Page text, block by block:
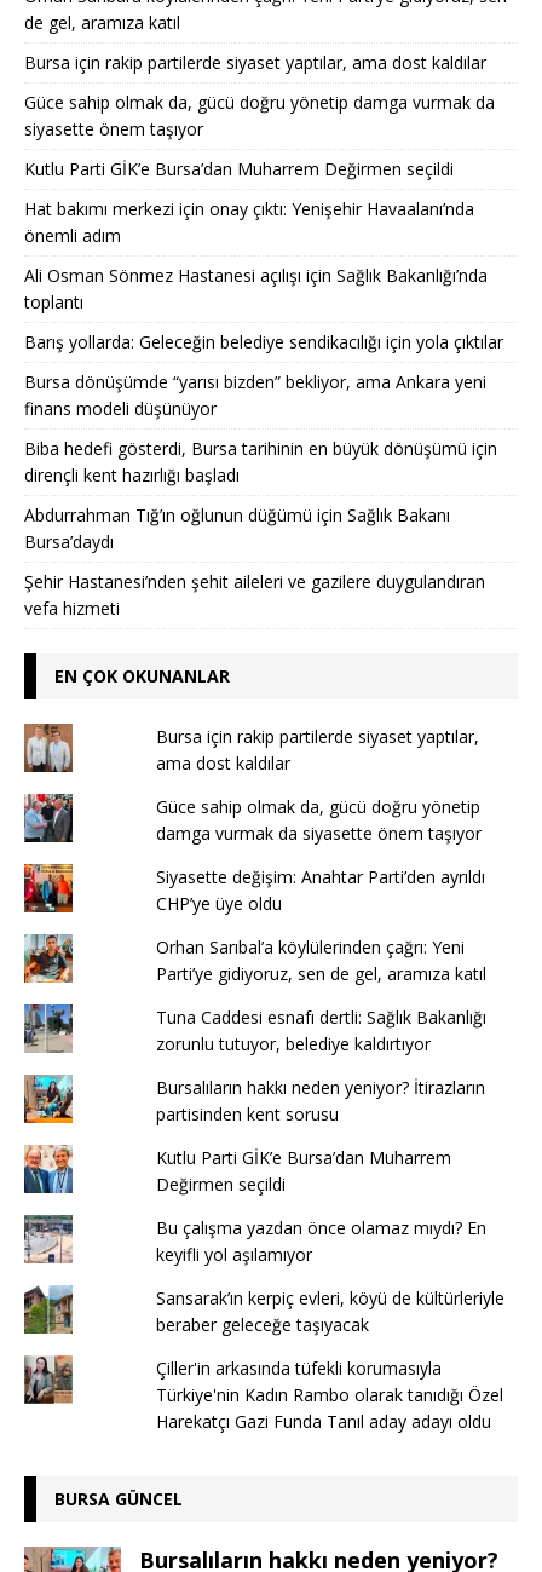
de gel, aramıza katıl
Bursa için rakip partilerde siyaset yaptılar, ama dost kaldılar
Güce sahip olmak da, gücü doğru yönetip damga vurmak da
siyasette önem taşıyor
Kutlu Parti GİK’e Bursa’dan Muharrem Değirmen seçildi
Hat bakımı merkezi için onay çıktı: Yenişehir Havaalanı’nda
önemli adım
Ali Osman Sönmez Hastanesi açılışı için Sağlık Bakanlığı’nda
toplantı
Barış yollarda: Geleceğin belediye sendikacılığı için yola çıktılar
Bursa dönüşümde “yarısı bizden” bekliyor, ama Ankara yeni
finans modeli düşünüyor
Biba hedefi gösterdi, Bursa tarihinin en büyük dönüşümü için
dirençli kent hazırlığı başladı
Abdurrahman Tığ’ın oğlunun düğümü için Sağlık Bakanı
Bursa’daydı
Şehir Hastanesi’nden şehit aileleri ve gazilere duygulandıran
vefa hizmeti
EN ÇOK OKUNANLAR
Bursa için rakip partilerde siyaset yaptılar,
ama dost kaldılar
Güce sahip olmak da, gücü doğru yönetip
damga vurmak da siyasette önem taşıyor
Siyasette değişim: Anahtar Parti’den ayrıldı
CHP’ye üye oldu
Orhan Sarıbal’a köylülerinden çağrı: Yeni
Parti’ye gidiyoruz, sen de gel, aramıza katıl
Tuna Caddesi esnafı dertli: Sağlık Bakanlığı
zorunlu tutuyor, belediye kaldırtıyor
Bursalıların hakkı neden yeniyor? İtirazların
partisinden kent sorusu
Kutlu Parti GİK’e Bursa’dan Muharrem
Değirmen seçildi
Bu çalışma yazdan önce olamaz mıydı? En
keyifli yol aşılamıyor
Sansarak’ın kerpiç evleri, köyü de kültürleriyle
beraber geleceğe taşıyacak
Çiller'in arkasında tüfekli korumasıyla
Türkiye'nin Kadın Rambo olarak tanıdığı Özel
Harekatçı Gazi Funda Tanıl aday adayı oldu
BURSA GÜNCEL
Bursalıların hakkı neden yeniyor?